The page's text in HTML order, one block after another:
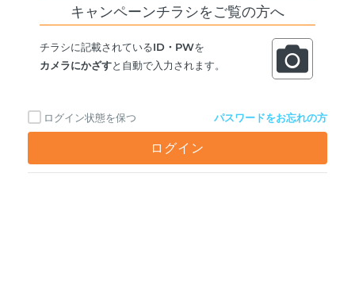
キャンペーンチラシをご覧の方へ
チラシに記載されているID・PWを
カメラにかざすと自動で入力されます。
ログイン状態を保つ パスワードをお忘れの方